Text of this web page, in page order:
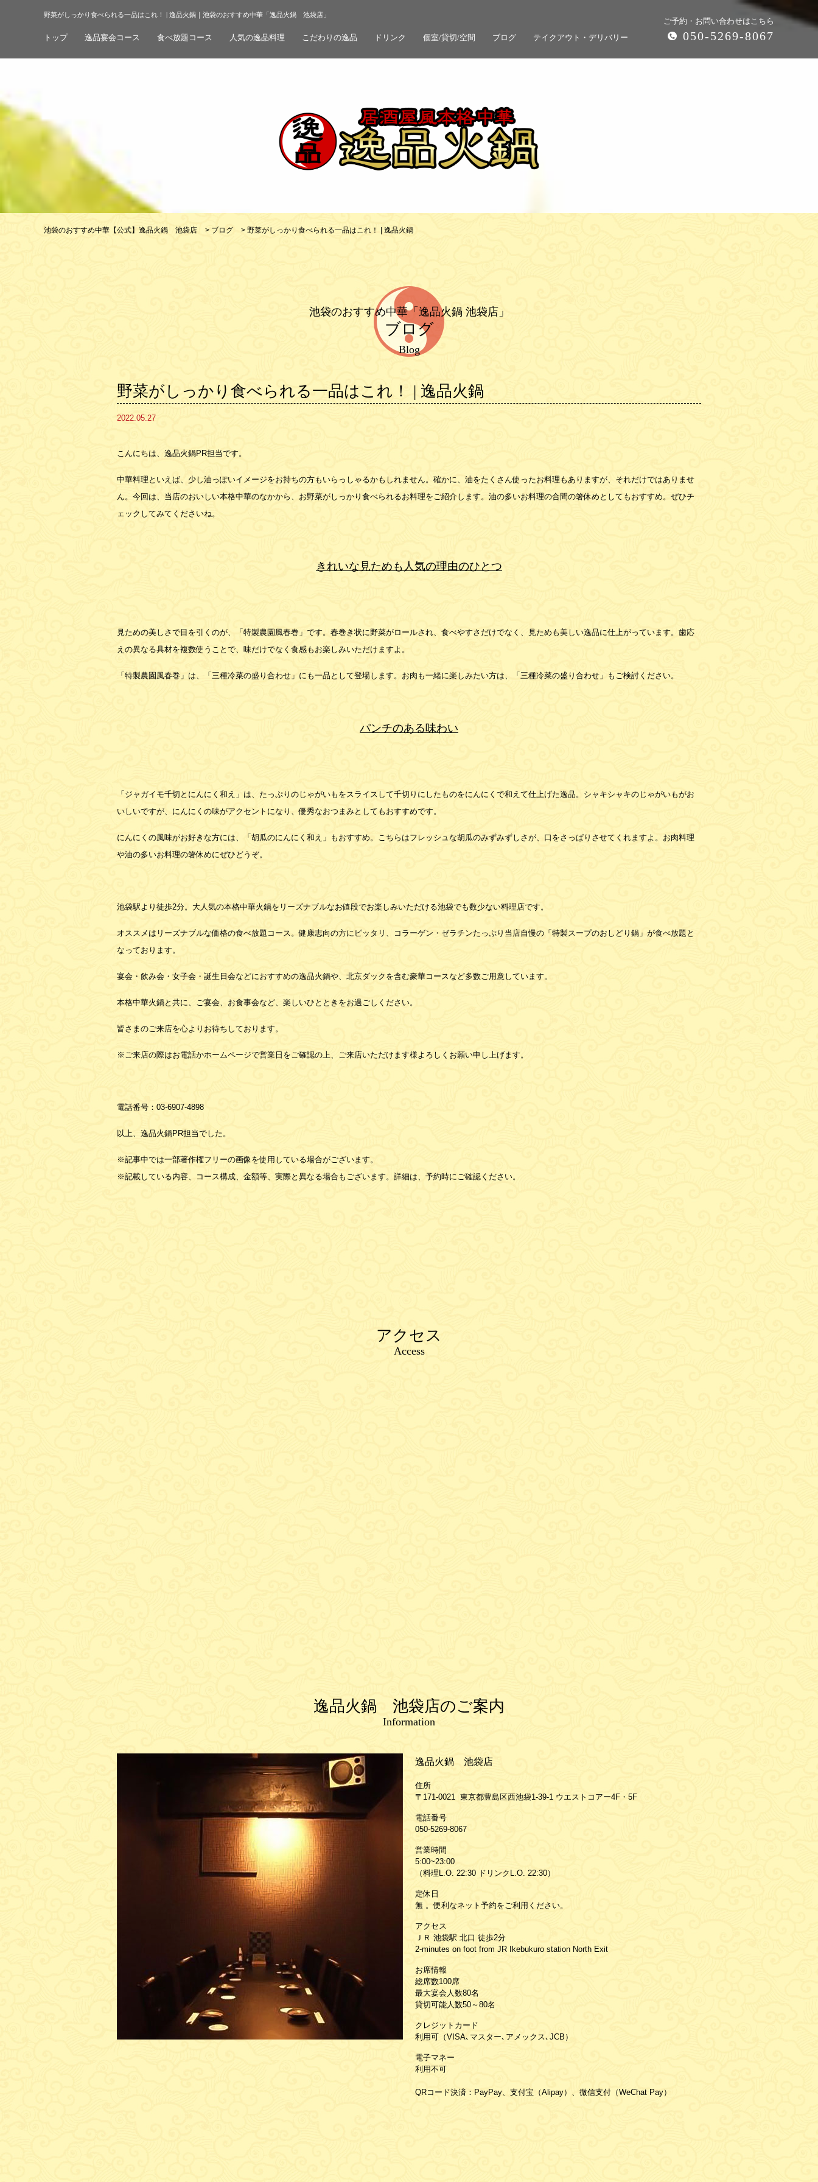
野菜がしっかり食べられる一品はこれ！ | 逸品火鍋｜池袋のおすすめ中華「逸品火鍋 池袋店」
トップ 逸品宴会コース 食べ放題コース 人気の逸品料理 こだわりの逸品 ドリンク 個室/貸切/空間 ブログ テイクアウト・デリバリー
ご予約・お問い合わせはこちら
050-5269-8067
池袋のおすすめ中華【公式】逸品火鍋 池袋店 > ブログ > 野菜がしっかり食べられる一品はこれ！ | 逸品火鍋
池袋のおすすめ中華「逸品火鍋 池袋店」
ブログ
Blog
野菜がしっかり食べられる一品はこれ！ | 逸品火鍋
2022.05.27
こんにちは、逸品火鍋PR担当です。
中華料理といえば、少し油っぽいイメージをお持ちの方もいらっしゃるかもしれません。確かに、油をたくさん使ったお料理もありますが、それだけではありませ
ん。今回は、当店のおいしい本格中華のなかから、お野菜がしっかり食べられるお料理をご紹介します。油の多いお料理の合間の箸休めとしてもおすすめ。ぜひチ
ェックしてみてくださいね。
きれいな見ためも人気の理由のひとつ
見ための美しさで目を引くのが、「特製農園風春巻」です。春巻き状に野菜がロールされ、食べやすさだけでなく、見ためも美しい逸品に仕上がっています。歯応
えの異なる具材を複数使うことで、味だけでなく食感もお楽しみいただけますよ。
「特製農園風春巻」は、「三種冷菜の盛り合わせ」にも一品として登場します。お肉も一緒に楽しみたい方は、「三種冷菜の盛り合わせ」もご検討ください。
パンチのある味わい
「ジャガイモ千切とにんにく和え」は、たっぷりのじゃがいもをスライスして千切りにしたものをにんにくで和えて仕上げた逸品。シャキシャキのじゃがいもがお
いしいですが、にんにくの味がアクセントになり、優秀なおつまみとしてもおすすめです。
にんにくの風味がお好きな方には、「胡瓜のにんにく和え」もおすすめ。こちらはフレッシュな胡瓜のみずみずしさが、口をさっぱりさせてくれますよ。お肉料理
や油の多いお料理の箸休めにぜひどうぞ。
池袋駅より徒歩2分。大人気の本格中華火鍋をリーズナブルなお値段でお楽しみいただける池袋でも数少ない料理店です。
オススメはリーズナブルな価格の食べ放題コース。健康志向の方にピッタリ、コラーゲン・ゼラチンたっぷり当店自慢の「特製スープのおしどり鍋」が食べ放題と
なっております。
宴会・飲み会・女子会・誕生日会などにおすすめの逸品火鍋や、北京ダックを含む豪華コースなど多数ご用意しています。
本格中華火鍋と共に、ご宴会、お食事会など、楽しいひとときをお過ごしください。
皆さまのご来店を心よりお待ちしております。
※ご来店の際はお電話かホームページで営業日をご確認の上、ご来店いただけます様よろしくお願い申し上げます。
電話番号： 03-6907-4898
以上、逸品火鍋PR担当でした。
※記事中では一部著作権フリーの画像を使用している場合がございます。
※記載している内容、コース構成、金額等、実際と異なる場合もございます。詳細は、予約時にご確認ください。
アクセス
Access
逸品火鍋 池袋店のご案内
Information
逸品火鍋 池袋店
住所
〒171-0021 東京都豊島区西池袋1-39-1 ウエストコアー4F・5F
電話番号
050-5269-8067
営業時間
5:00~23:00
（料理L.O. 22:30 ドリンクL.O. 22:30）
定休日
無 。便利なネット予約をご利用ください。
アクセス
ＪＲ 池袋駅 北口 徒歩2分
2-minutes on foot from JR Ikebukuro station North Exit
お席情報
総席数100席
最大宴会人数80名
貸切可能人数50～80名
クレジットカード
利用可（VISA､マスター､アメックス､JCB）
電子マネー
利用不可
QRコード決済：PayPay、支付宝（Alipay）、微信支付（WeChat Pay）